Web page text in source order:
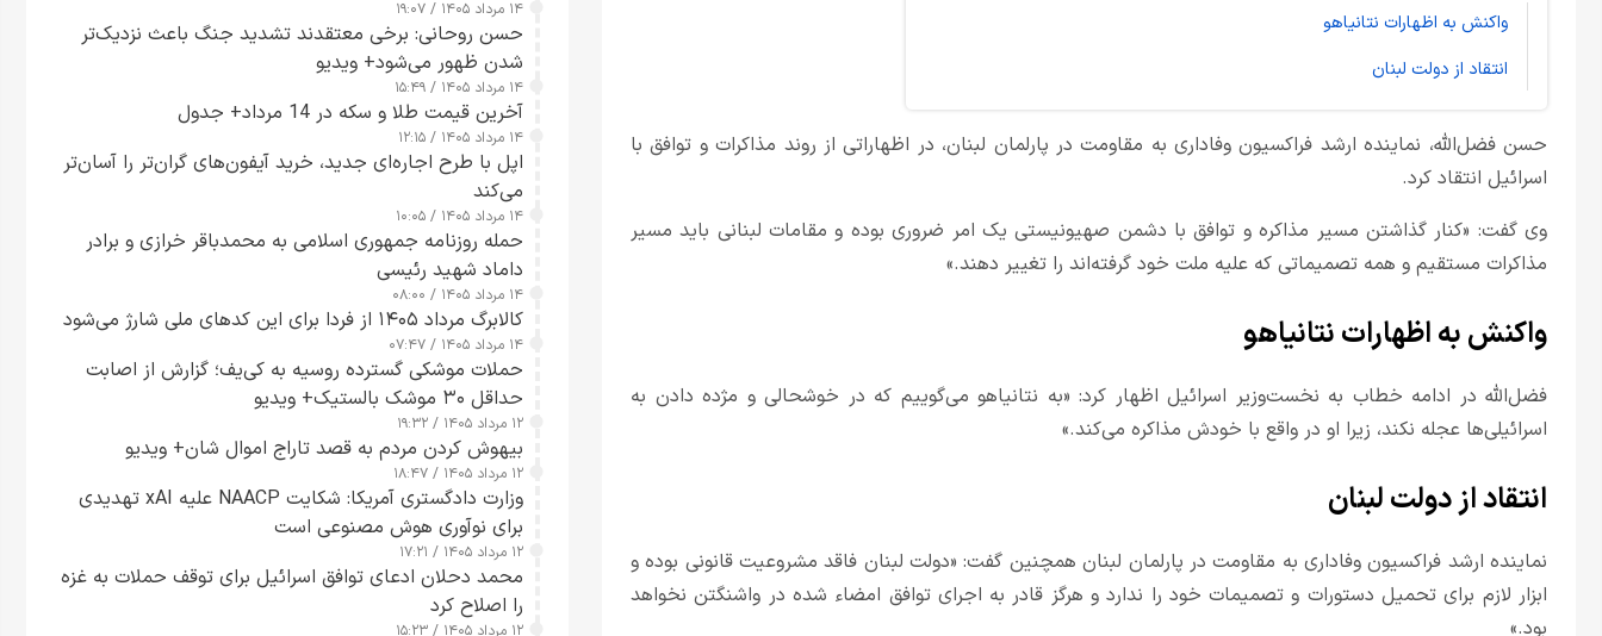
واکنش به اظهارات نتانیاهو
انتقاد از دولت لبنان
حسن فضل‌الله، نماینده ارشد فراکسیون وفاداری به مقاومت در پارلمان لبنان، در اظهاراتی از روند مذاکرات و توافق با
اسرائیل انتقاد کرد.
وی گفت: «کنار گذاشتن مسیر مذاکره و توافق با دشمن صهیونیستی یک امر ضروری بوده و مقامات لبنانی باید مسیر
مذاکرات مستقیم و همه تصمیماتی که علیه ملت خود گرفته‌اند را تغییر دهند.»
واکنش به اظهارات نتانیاهو
فضل‌الله در ادامه خطاب به نخست‌وزیر اسرائیل اظهار کرد: «به نتانیاهو می‌گوییم که در خوشحالی و مژده دادن به
اسرائیلی‌ها عجله نکند، زیرا او در واقع با خودش مذاکره می‌کند.»
انتقاد از دولت لبنان
نماینده ارشد فراکسیون وفاداری به مقاومت در پارلمان لبنان همچنین گفت: «دولت لبنان فاقد مشروعیت قانونی بوده و
ابزار لازم برای تحمیل دستورات و تصمیمات خود را ندارد و هرگز قادر به اجرای توافق امضاء شده در واشنگتن نخواهد
بود.»
۱۴ مرداد ۱۴۰۵ / ۱۹:۰۷
حسن روحانی: برخی معتقدند تشدید جنگ باعث نزدیک‌تر
شدن ظهور می‌شود+ ویدیو
۱۴ مرداد ۱۴۰۵ / ۱۵:۴۹
آخرین قیمت طلا و سکه در 14 مرداد+ جدول
۱۴ مرداد ۱۴۰۵ / ۱۲:۱۵
اپل با طرح اجاره‌ای جدید، خرید آیفون‌های گران‌تر را آسان‌تر
می‌کند
۱۴ مرداد ۱۴۰۵ / ۱۰:۰۵
حمله روزنامه جمهوری اسلامی به محمدباقر خرازی و برادر
داماد شهید رئیسی
۱۴ مرداد ۱۴۰۵ / ۰۸:۰۰
کالابرگ مرداد ۱۴۰۵ از فردا برای این کدهای ملی شارژ می‌شود
۱۴ مرداد ۱۴۰۵ / ۰۷:۴۷
حملات موشکی گسترده روسیه به کی‌یف؛ گزارش از اصابت
حداقل ۳۰ موشک بالستیک+ ویدیو
۱۲ مرداد ۱۴۰۵ / ۱۹:۳۲
بیهوش کردن مردم به قصد تاراج اموال شان+ ویدیو
۱۲ مرداد ۱۴۰۵ / ۱۸:۴۷
وزارت دادگستری آمریکا: شکایت NAACP علیه xAI تهدیدی
برای نوآوری هوش مصنوعی است
۱۲ مرداد ۱۴۰۵ / ۱۷:۲۱
محمد دحلان ادعای توافق اسرائیل برای توقف حملات به غزه
را اصلاح کرد
۱۲ مرداد ۱۴۰۵ / ۱۵:۲۳